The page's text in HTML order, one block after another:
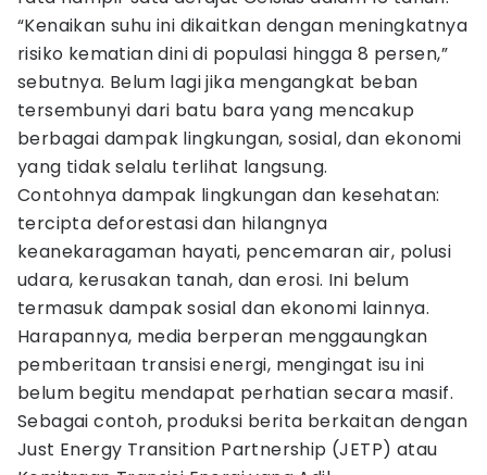
“Kenaikan suhu ini dikaitkan dengan meningkatnya
risiko kematian dini di populasi hingga 8 persen,”
sebutnya. Belum lagi jika mengangkat beban
tersembunyi dari batu bara yang mencakup
berbagai dampak lingkungan, sosial, dan ekonomi
yang tidak selalu terlihat langsung.
Contohnya dampak lingkungan dan kesehatan:
tercipta deforestasi dan hilangnya
keanekaragaman hayati, pencemaran air, polusi
udara, kerusakan tanah, dan erosi. Ini belum
termasuk dampak sosial dan ekonomi lainnya.
Harapannya, media berperan menggaungkan
pemberitaan transisi energi, mengingat isu ini
belum begitu mendapat perhatian secara masif.
Sebagai contoh, produksi berita berkaitan dengan
Just Energy Transition Partnership (JETP) atau